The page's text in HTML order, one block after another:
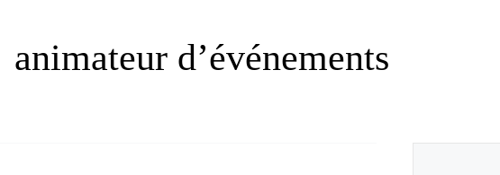
animateur d’événements